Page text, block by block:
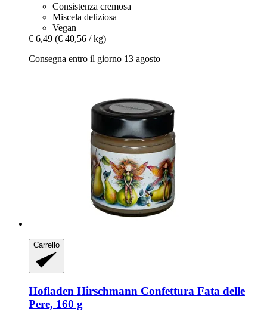
Consistenza cremosa
Miscela deliziosa
Vegan
€ 6,49 (€ 40,56 / kg)
Consegna entro il giorno 13 agosto
Carrello
Hofladen Hirschmann Confettura Fata delle
Pere, 160 g